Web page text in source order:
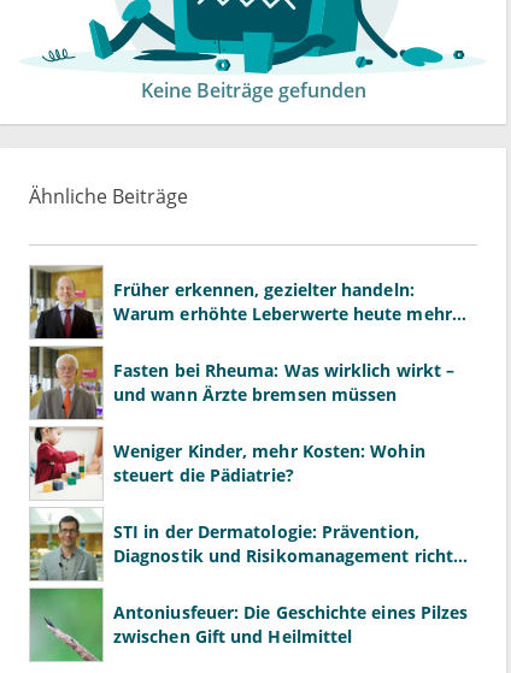
Keine Beiträge gefunden
Ähnliche Beiträge
Früher erkennen, gezielter handeln:
Warum erhöhte Leberwerte heute mehr
Fasten bei Rheuma: Was wirklich wirkt –
und wann Ärzte bremsen müssen
Weniger Kinder, mehr Kosten: Wohin
steuert die Pädiatrie?
STI in der Dermatologie: Prävention,
Diagnostik und Risikomanagement richtig
Antoniusfeuer: Die Geschichte eines Pilzes
zwischen Gift und Heilmittel